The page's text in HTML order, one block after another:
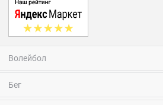
Волейбол
Бег